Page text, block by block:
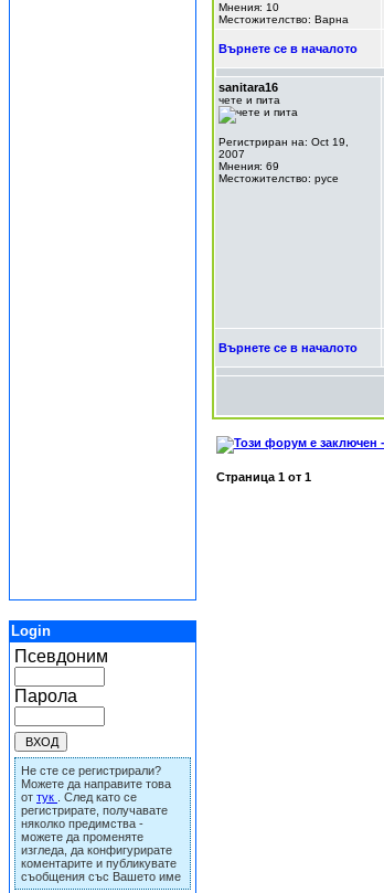
Login
Псевдоним
Парола
Не сте се регистрирали?
Можете да направите това
от тук
. След като се
регистрирате, получавате
няколко предимства -
можете да променяте
изгледа, да конфигурирате
коментарите и публикувате
съобщения със Вашето име
Мнения: 10
Местожителство: Варна
Върнете се в началото
sanitara16
чете и пита
Регистриран на: Oct 19,
2007
Мнения: 69
Местожителство: русе
Върнете се в началото
Страница 1 от 1